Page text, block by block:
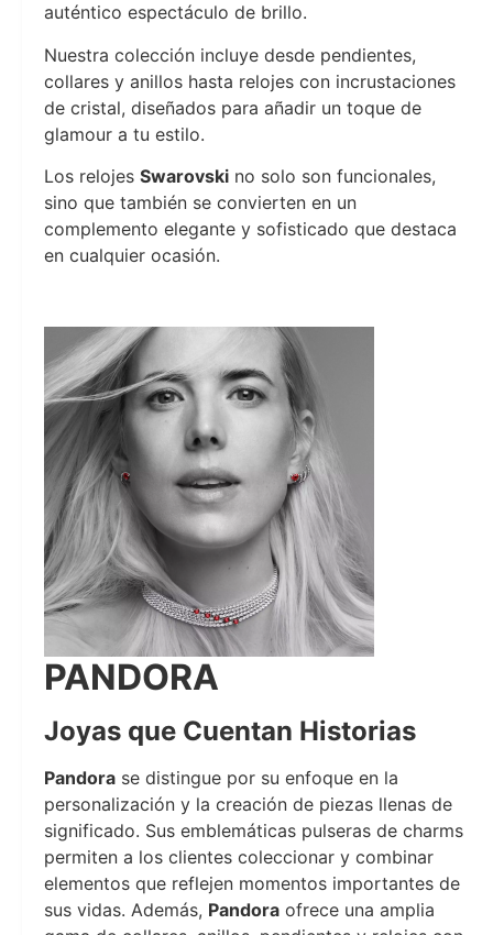
auténtico espectáculo de brillo.
Nuestra colección incluye desde pendientes,
collares y anillos hasta relojes con incrustaciones
de cristal, diseñados para añadir un toque de
glamour a tu estilo.
Los relojes Swarovski no solo son funcionales,
sino que también se convierten en un
complemento elegante y sofisticado que destaca
en cualquier ocasión.
PANDORA
Joyas que Cuentan Historias
Pandora se distingue por su enfoque en la
personalización y la creación de piezas llenas de
significado. Sus emblemáticas pulseras de charms
permiten a los clientes coleccionar y combinar
elementos que reflejen momentos importantes de
sus vidas. Además, Pandora ofrece una amplia